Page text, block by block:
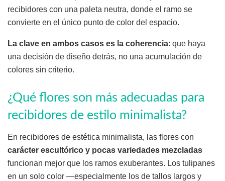
recibidores con una paleta neutra, donde el ramo se
convierte en el único punto de color del espacio.
La clave en ambos casos es la coherencia: que haya
una decisión de diseño detrás, no una acumulación de
colores sin criterio.
¿Qué flores son más adecuadas para
recibidores de estilo minimalista?
En recibidores de estética minimalista, las flores con
carácter escultórico y pocas variedades mezcladas
funcionan mejor que los ramos exuberantes. Los tulipanes
en un solo color —especialmente los de tallos largos y